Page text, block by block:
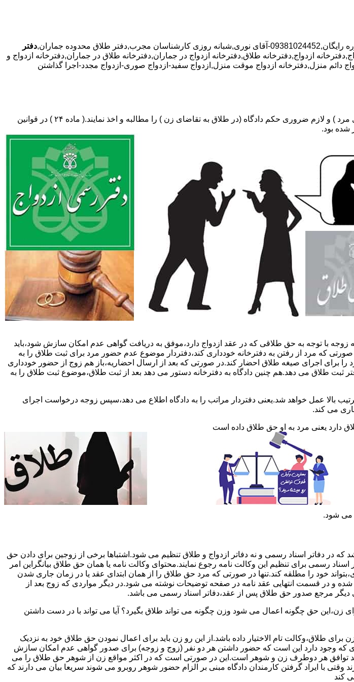
مجرب,دفتر طلاق محدوده جماران,
دفتر
ازدواج,دفترخانه طلاق,دفترخانه ازدواج در جماران,دفترخانه طلاق در جماران,دفترخانه ازدواج و
دائم منزل,دفترخانه ازدواج موقت منزل,ازدواج سفید-ازدواج صوری-ازدواج مجدد-اجرا گذاشتن
دفتر طلاق،باید در ثبت طلاق گواهی عدم امکان سازش (مخصوص طلاق توافقی و یا طلاق به تقاضای مرد ) و لازم ضروری حکم دادگاه (در طلاق به تقاضای زن ) را مطالبه و اخذ نمایند.( ماده ۲۴ ) در قوانین
بود.
با توجه به حق طلاقی که در عقد ازدواج دارد،موفق به دریافت گواهی عدم امکان سازش شود،باید
که مرد از رفتن به دفترخانه خودداری کند،دفتردار موضوع عدم حضور مرد برای ثبت طلاق را به
را برای اجرای صیغه طلاق احضار کند.در صورتی که بعد از ارسال احضاریه،باز هم زوج از حضور خودداری
ثبت طلاق می دهد.هم چنین دادگاه به دفترخانه دستور می دهد بعد از ثبت طلاق،موضوع ثبت طلاق را به
بالا عمل خواهد شد.یعنی دفتردار مراتب را به دادگاه اطلاع می دهد،سپس زوجه درخواست اجرای
می کند.
دارد یعنی مرد به او حق طلاق داده است
می شود.
دفاتر اسناد رسمی و نه دفاتر ازدواج و طلاق تنظیم می شود.اشتباها برخی از زوجین برای دادن حق
رسمی برای تنظیم این وکالت نامه رجوع نمایند.محتوای وکالت نامه یا همان حق طلاق بیانگراین امر
خود را مطلقه کند.تنها در صورتی که مرد حق طلاق را از همان ابتدای عقد یا در زمان جاری شدن
و در قسمت انتهایی عقد نامه در صفحه توضیحات نوشته می شود.در دیگر مواردی که زوج بعد از
دیگر مرجع صدور حق طلاق پس از عقد،دفاتر اسناد رسمی می باشد.
حق چگونه اعمال می شود وزن چگونه می تواند طلاق بگیرد؟ آیا می تواند با در دست داشتن
طلاق،وکالت تام الاختیار داده باشد.از این رو زن باید برای اعمال نمودن حق طلاق خود به نزدیک
که وجود دارد این است که حضور داشتن هر دو نفر (زوج و زوجه) برای صدور گواهی عدم امکان سازش
توافق هر دوطرف زن و شوهر است.این در صورتی است که در اکثر مواقع زن از شوهر حق طلاق را می
با ایراد گرفتن کارمندان دادگاه مبنی بر الزام حضور شوهر روبرو می شوند سریعا بیان می دارند که
کند